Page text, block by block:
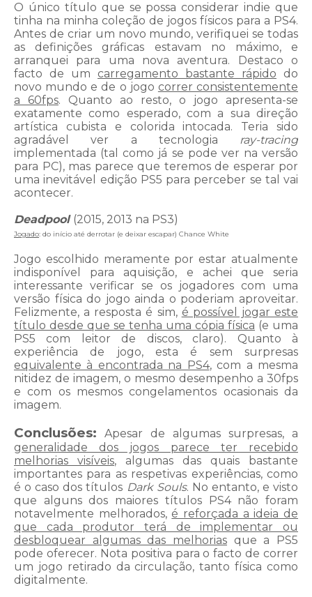
O único título que se possa considerar indie que
tinha na minha coleção de jogos físicos para a PS4.
Antes de criar um novo mundo, verifiquei se todas
as definições gráficas estavam no máximo, e
arranquei para uma nova aventura. Destaco o
facto de um carregamento bastante rápido do
novo mundo e de o jogo correr consistentemente
a 60fps. Quanto ao resto, o jogo apresenta-se
exatamente como esperado, com a sua direção
artística cubista e colorida intocada. Teria sido
agradável ver a tecnologia ray-tracing
implementada (tal como já se pode ver na versão
para PC), mas parece que teremos de esperar por
uma inevitável edição PS5 para perceber se tal vai
acontecer.
Deadpool (2015, 2013 na PS3)
Jogado: do início até derrotar (e deixar escapar) Chance White
Jogo escolhido meramente por estar atualmente
indisponível para aquisição, e achei que seria
interessante verificar se os jogadores com uma
versão física do jogo ainda o poderiam aproveitar.
Felizmente, a resposta é sim, é possível jogar este
título desde que se tenha uma cópia física (e uma
PS5 com leitor de discos, claro). Quanto à
experiência de jogo, esta é sem surpresas
equivalente à encontrada na PS4, com a mesma
nitidez de imagem, o mesmo desempenho a 30fps
e com os mesmos congelamentos ocasionais da
imagem.
Conclusões: Apesar de algumas surpresas, a
generalidade dos jogos parece ter recebido
melhorias visíveis, algumas das quais bastante
importantes para as respetivas experiências, como
é o caso dos títulos Dark Souls. No entanto, e visto
que alguns dos maiores títulos PS4 não foram
notavelmente melhorados,é reforçada a ideia de
que cada produtor terá de implementar ou
desbloquear algumas das melhorias que a PS5
pode oferecer. Nota positiva para o facto de correr
um jogo retirado da circulação, tanto física como
digitalmente.